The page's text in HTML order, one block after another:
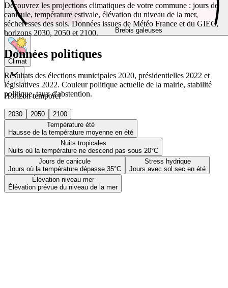
Brebis galeuses
Climat
Horizon temporel
2030 2050
2100
Température été
Hausse de la température moyenne en été
Nuits tropicales
Nuits où la température ne descend pas sous 20°C
Jours de canicule
Jours où la température dépasse 35°C
Stress hydrique
Jours avec sol sec en été
Élévation niveau mer
Élévation prévue du niveau de la mer
Découvrez les projections climatiques de votre commune : jours de
canicule, température estivale, élévation du niveau de la mer,
sécheresses des sols. Données issues de Météo France et du GIEC,
horizons 2030, 2050 et 2100.
Données politiques
Résultats des élections municipales 2020, présidentielles 2022 et
législatives 2022. Couleur politique actuelle de la mairie, stabilité
politique, taux d'abstention.